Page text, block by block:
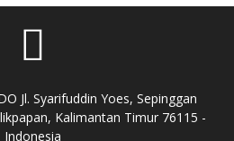
Jl. Syarifuddin Yoes, Sepinggan
Kalimantan Timur 76115 -
Indonesia